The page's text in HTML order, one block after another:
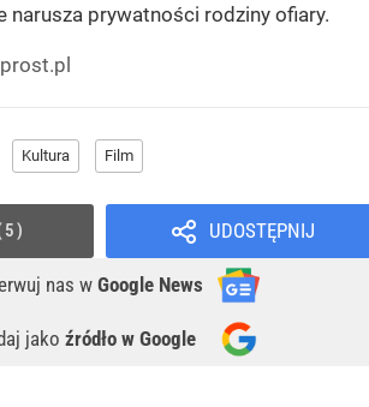
narusza prywatności rodziny ofiary.
Kultura Film
UDOSTĘPNIJ
nas w Google News
jako źródło w Google
5